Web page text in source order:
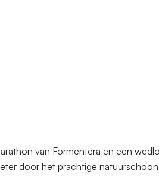
van Formentera en een
door het prachtige